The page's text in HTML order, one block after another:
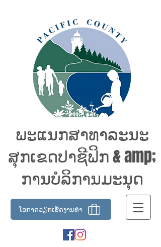
ພະແນກສາທາລະນະ
ສຸກເຂດປາຊີຟິກ & amp;
ການບໍລິການມະນຸດ
ໂອກາດວຽກເຮັດງານທໍາ